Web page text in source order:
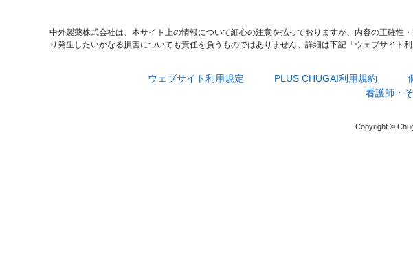
中外製薬株式会社は、本サイト上の情報について細心の注意を払っておりますが、内容の正確
り発生したいかなる損害についても責任を負うものではありません。詳細は下記「ウェブサイト利
ウェブサイト利用規定 PLUS CHUGAI利用規約
看護師・
Copyright ©